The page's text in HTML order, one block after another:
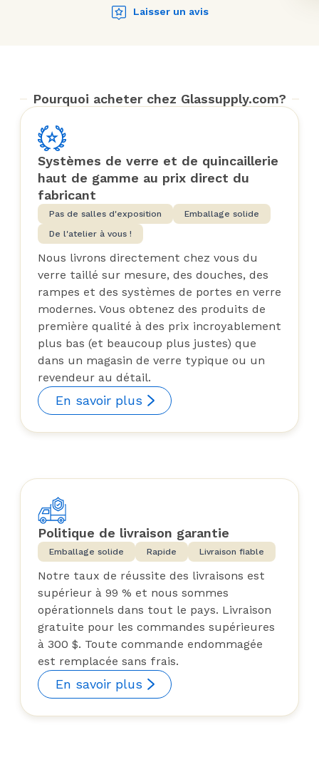
Laisser un avis
Pourquoi acheter chez Glassupply.com?
Systèmes de verre et de quincaillerie
haut de gamme au prix direct du
fabricant
Pas de salles d'exposition
Emballage solide
De l'atelier à vous !
Nous livrons directement chez vous du
verre taillé sur mesure, des douches, des
rampes et des systèmes de portes en verre
modernes. Vous obtenez des produits de
première qualité à des prix incroyablement
plus bas (et beaucoup plus justes) que
dans un magasin de verre typique ou un
revendeur au détail.
En savoir plus
Politique de livraison garantie
Emballage solide Rapide Livraison fiable
Notre taux de réussite des livraisons est
supérieur à 99 % et nous sommes
opérationnels dans tout le pays. Livraison
gratuite pour les commandes supérieures
à 300 $. Toute commande endommagée
est remplacée sans frais.
En savoir plus